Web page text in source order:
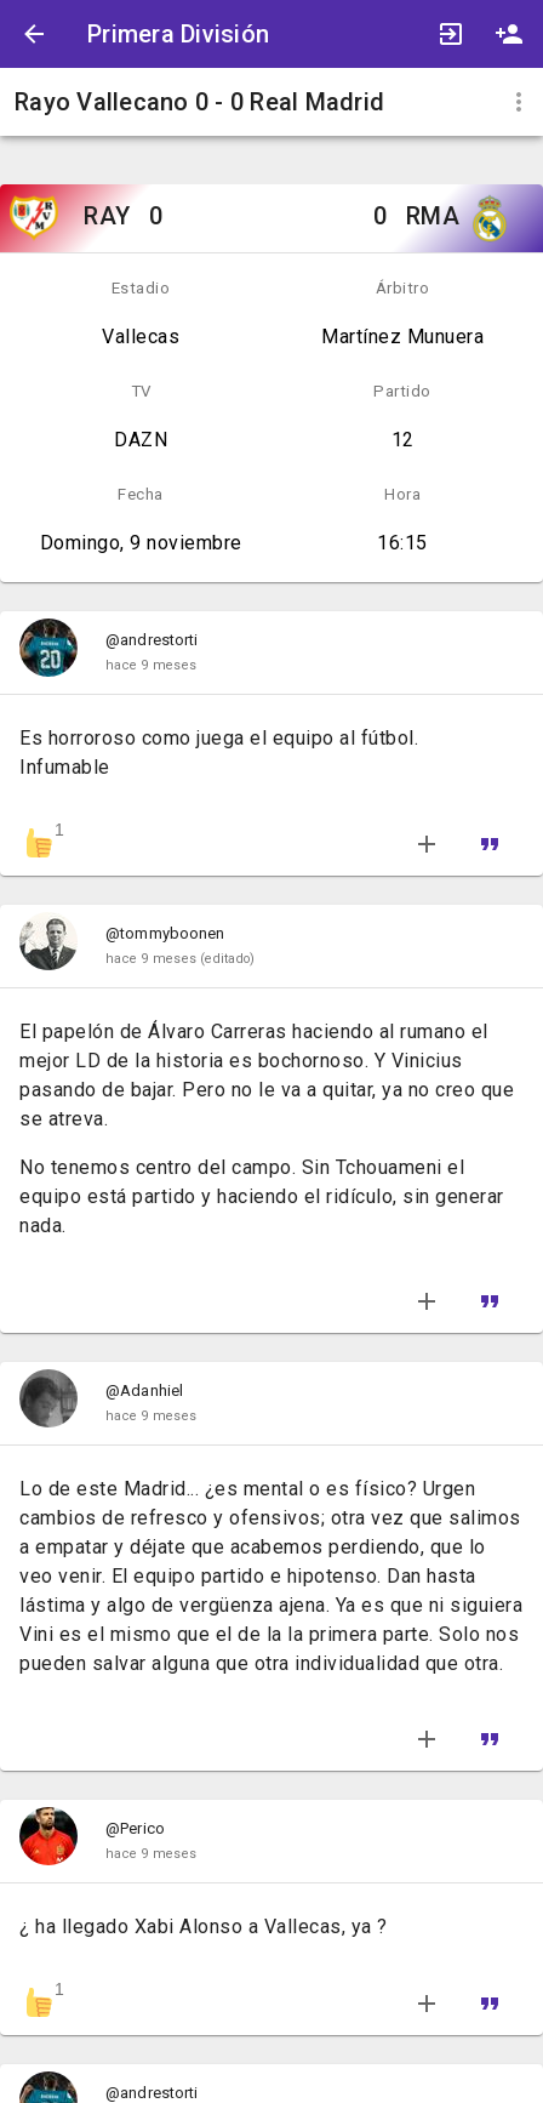
Primera División
Rayo Vallecano 0 - 0 Real Madrid
RAY 0 0 RMA
Estadio
Vallecas
Árbitro
Martínez Munuera
TV
DAZN
Partido
12
Fecha
Domingo, 9 noviembre
Hora
16:15
@andrestorti
hace 9 meses
Es horroroso como juega el equipo al fútbol.
Infumable
1
@tommyboonen
hace 9 meses (editado)
El papelón de Álvaro Carreras haciendo al rumano el
mejor LD de la historia es bochornoso. Y Vinicius
pasando de bajar. Pero no le va a quitar, ya no creo que
se atreva.
No tenemos centro del campo. Sin Tchouameni el
equipo está partido y haciendo el ridículo, sin generar
nada.
@Adanhiel
hace 9 meses
Lo de este Madrid... ¿es mental o es físico? Urgen
cambios de refresco y ofensivos; otra vez que salimos
a empatar y déjate que acabemos perdiendo, que lo
veo venir. El equipo partido e hipotenso. Dan hasta
lástima y algo de vergüenza ajena. Ya es que ni siguiera
Vini es el mismo que el de la la primera parte. Solo nos
pueden salvar alguna que otra individualidad que otra.
@Perico
hace 9 meses
¿ ha llegado Xabi Alonso a Vallecas, ya ?
1
@andrestorti